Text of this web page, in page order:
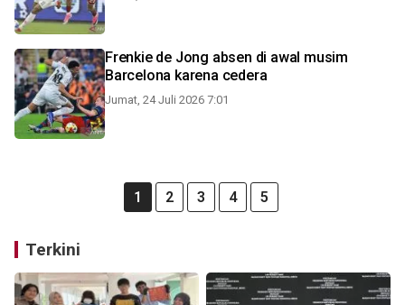
Frenkie de Jong absen di awal musim
Barcelona karena cedera
Jumat, 24 Juli 2026 7:01
1 2 3 4 5
Terkini